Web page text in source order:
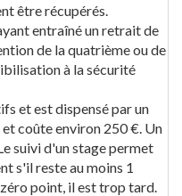
être récupérés.
entraîné un retrait de
de la quatrième ou de
à la sécurité
et est dispensé par un
coûte environ 250 €. Un
suivi d'un stage permet
s'il reste au moins 1
point, il est trop tard.